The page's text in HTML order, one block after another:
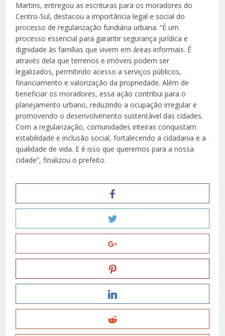
Martins, entregou as escrituras para os moradores do
Centro-Sul, destacou a importância legal e social do
processo de regularização fundiária urbana. “É um
processo essencial para garantir segurança jurídica e
dignidade às famílias que vivem em áreas informais. É
através dela que terrenos e imóveis podem ser
legalizados, permitindo acesso a serviços públicos,
financiamento e valorização da propriedade. Além de
beneficiar os moradores, essa ação contribui para o
planejamento urbano, reduzindo a ocupação irregular e
promovendo o desenvolvimento sustentável das cidades.
Com a regularização, comunidades inteiras conquistam
estabilidade e inclusão social, fortalecendo a cidadania e a
qualidade de vida. E é isso que queremos para a nossa
cidade”, finalizou o prefeito.